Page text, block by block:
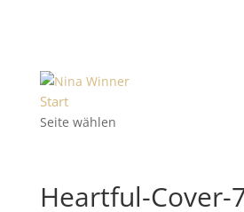
Start
Seite wählen
Heartful-Cover-